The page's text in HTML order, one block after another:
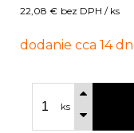
22,08 € bez DPH / ks
dodanie cca 14
ks